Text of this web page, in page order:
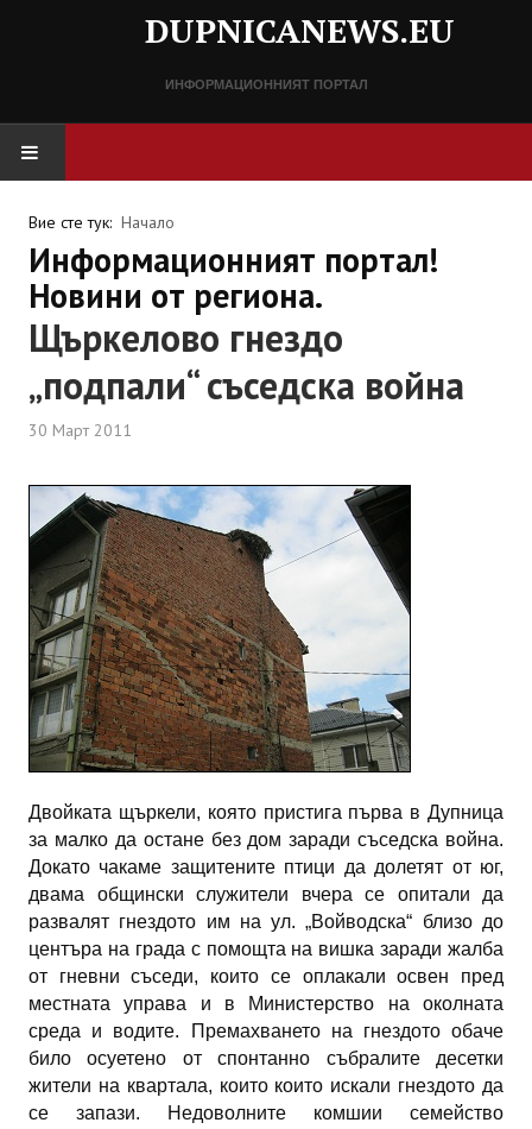
DUPNICANEWS.EU
ИНФОРМАЦИОННИЯТ ПОРТАЛ
НОВИНИ
СПРАВОЧНИК
Разписание
Важни телефонни номера
КОНТАКТИ
ИНТЕРВЮ
ЗА РЕГИОНА
Бележити дупничани
История
Населени места
ЗАБРАВЕНАТА ДУПНИЦА
СВОБОДНИ РАБОТНИ МЕСТА
Вие сте тук: Начало
Информационният портал!
Новини от региона.
Щъркелово гнездо
„подпали“ съседска война
30 Март 2011
Двойката щъркели, която пристига първа в Дупница
за малко да остане без дом заради съседска война.
Докато чакаме защитените птици да долетят от юг,
двама общински служители вчера се опитали да
развалят гнездото им на ул. „Войводска“ близо до
центъра на града с помощта на вишка заради жалба
от гневни съседи, които се оплакали освен пред
местната управа и в Министерство на околната
среда и водите. Премахването на гнездото обаче
било осуетено от спонтанно събралите десетки
жители на квартала, които които искали гнездото да
се запази. Недоволните комшии семейство